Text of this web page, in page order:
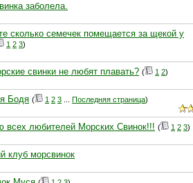
заболела.
сколько семечек помещается за щекой у
1 2 3)
свинки не любят плавать? ( 1 2)
Бодя ( 1 2 3 Последняя страница)
всех любителей Морских Свинок!!! ( 1 2 3)
клуб морсвинок